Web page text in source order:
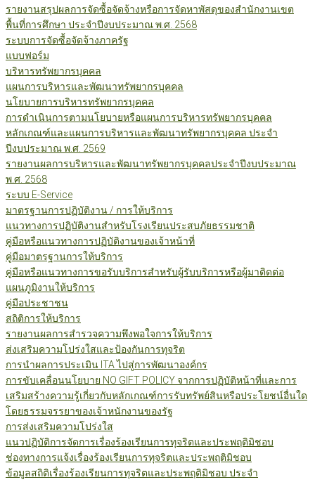
รายงานสรุปผลการจัดซื้อจัดจ้างหรือการจัดหาพัสดุของสำนักงานเขต
พื้นที่การศึกษา ประจำปีงบประมาณ พ.ศ. 2568
ระบบการจัดซื้อจัดจ้างภาครัฐ
แบบฟอร์ม
บริหารทรัพยากรบุคคล
แผนการบริหารและพัฒนาทรัพยากรบุคคล
นโยบายการบริหารทรัพยากรบุคคล
การดำเนินการตามนโยบายหรือแผนการบริหารทรัพยากรบุคคล
หลักเกณฑ์และแผนการบริหารและพัฒนาทรัพยากรบุคคล ประจำ
ปีงบประมาณ พ.ศ. 2569
รายงานผลการบริหารและพัฒนาทรัพยากรบุคคลประจำปีงบประมาณ
พ.ศ. 2568
ระบบ E-Service
มาตรฐานการปฏิบัติงาน / การให้บริการ
แนวทางการปฏิบัติงานสำหรับโรงเรียนประสบภัยธรรมชาติ
คู่มือหรือแนวทางการปฏิบัติงานของเจ้าหน้าที่
คู่มือมาตรฐานการให้บริการ
คู่มือหรือแนวทางการขอรับบริการสำหรับผู้รับบริการหรือผู้มาติดต่อ
แผนภูมิงานให้บริการ
คู่มือประชาชน
สถิติการให้บริการ
รายงานผลการสำรวจความพึงพอใจการให้บริการ
ส่งเสริมความโปร่งใสและป้องกันการทุจริต
การนำผลการประเมิน ITA ไปสู่การพัฒนาองค์กร
การขับเคลื่อนนโยบาย NO GIFT POLICY จากการปฏิบัติหน้าที่และการ
เสริมสร้างความรู้เกี่ยวกับหลักเกณฑ์การรับทรัพย์สินหรือประโยชน์อื่นใด
โดยธรรมจรรยาของเจ้าหนักงานของรัฐ
การส่งเสริมความโปร่งใส
แนวปฏิบัติการจัดการเรื่องร้องเรียนการทุจริตและประพฤติมิชอบ
ช่องทางการแจ้งเรื่องร้องเรียนการทุจริตและประพฤติมิชอบ
ข้อมูลสถิติเรื่องร้องเรียนการทุจริตและประพฤติมิชอบ ประจำ